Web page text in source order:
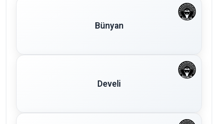
Bünyan
Develi